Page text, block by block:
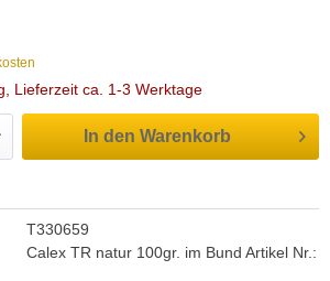
Lieferzeit ca. 1-3 Werktage
In den Warenkorb
T330659
Calex TR natur 100gr. im Bund Artikel Nr.: